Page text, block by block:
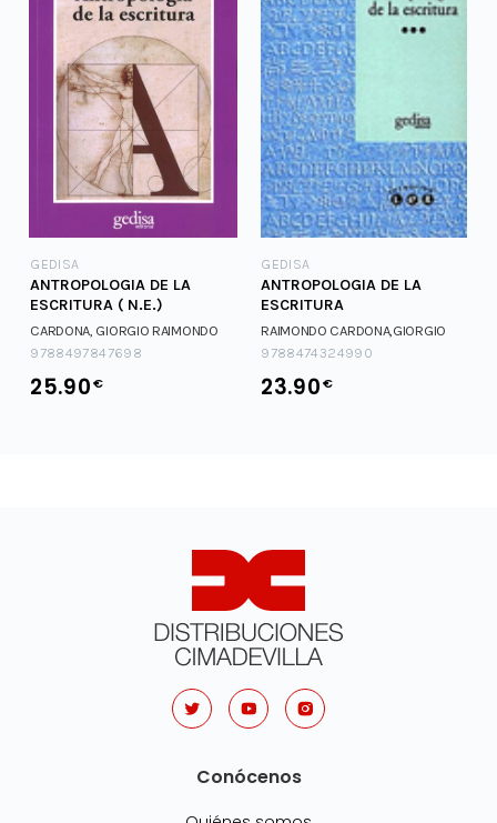
GEDISA
ANTROPOLOGIA DE LA
ESCRITURA ( N.E.)
CARDONA, GIORGIO RAIMONDO
9788497847698
25.90€
GEDISA
ANTROPOLOGIA DE LA
ESCRITURA
RAIMONDO CARDONA,GIORGIO
9788474324990
23.90€
Conócenos